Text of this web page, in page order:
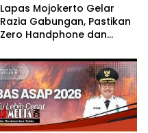
Lapas Mojokerto Gelar
Razia Gabungan, Pastikan
Zero Handphone dan